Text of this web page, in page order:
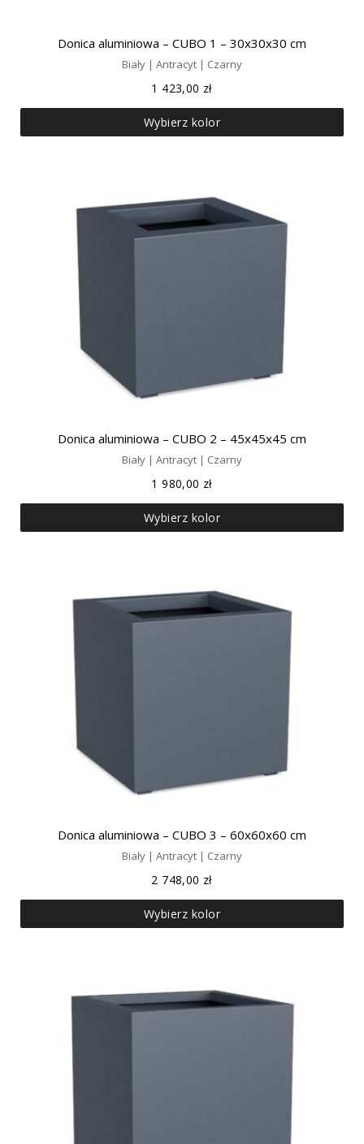
Donica aluminiowa – CUBO 1 – 30x30x30 cm
Biały | Antracyt | Czarny
1 423,00 zł
Wybierz kolor
Donica aluminiowa – CUBO 2 – 45x45x45 cm
Biały | Antracyt | Czarny
1 980,00 zł
Wybierz kolor
Donica aluminiowa – CUBO 3 – 60x60x60 cm
Biały | Antracyt | Czarny
2 748,00 zł
Wybierz kolor